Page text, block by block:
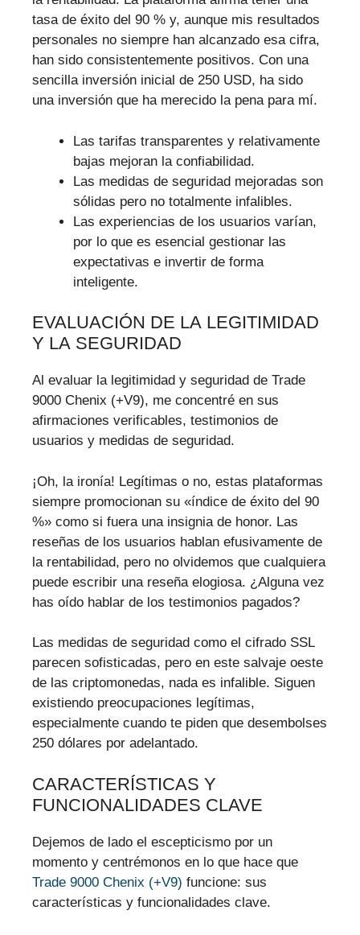
tasa de éxito del 90 % y, aunque mis resultados
personales no siempre han alcanzado esa cifra,
han sido consistentemente positivos. Con una
sencilla inversión inicial de 250 USD, ha sido
una inversión que ha merecido la pena para mí.
Las tarifas transparentes y relativamente
bajas mejoran la confiabilidad.
Las medidas de seguridad mejoradas son
sólidas pero no totalmente infalibles.
Las experiencias de los usuarios varían,
por lo que es esencial gestionar las
expectativas e invertir de forma
inteligente.
EVALUACIÓN DE LA LEGITIMIDAD
Y LA SEGURIDAD
Al evaluar la legitimidad y seguridad de Trade
9000 Chenix (+V9), me concentré en sus
afirmaciones verificables, testimonios de
usuarios y medidas de seguridad.
¡Oh, la ironía! Legítimas o no, estas plataformas
siempre promocionan su «índice de éxito del 90
%» como si fuera una insignia de honor. Las
reseñas de los usuarios hablan efusivamente de
la rentabilidad, pero no olvidemos que cualquiera
puede escribir una reseña elogiosa. ¿Alguna vez
has oído hablar de los testimonios pagados?
Las medidas de seguridad como el cifrado SSL
parecen sofisticadas, pero en este salvaje oeste
de las criptomonedas, nada es infalible. Siguen
existiendo preocupaciones legítimas,
especialmente cuando te piden que desembolses
250 dólares por adelantado.
CARACTERÍSTICAS Y
FUNCIONALIDADES CLAVE
Dejemos de lado el escepticismo por un
momento y centrémonos en lo que hace que
Trade 9000 Chenix (+V9) funcione: sus
características y funcionalidades clave.